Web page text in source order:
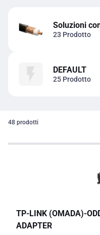
Soluzioni
23 Prodotto
DEFAULT
25 Prodotto
48 prodotti
TP-LINK (OMADA)-
ADAPTER